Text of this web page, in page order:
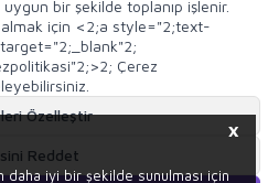
X
iyi bir şekilde sunulması için
Hazırlanmıştır.
bir şekilde toplanıp işlenir.
almak için <2;a style="2;text-
Çerez
Özelleştir
Reddet